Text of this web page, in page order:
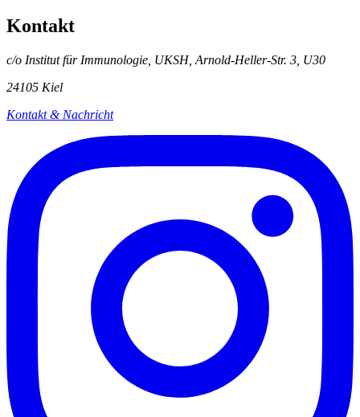
Kontakt
c/o Institut für Immunologie, UKSH, Arnold-Heller-Str. 3, U30
24105 Kiel
Kontakt & Nachricht